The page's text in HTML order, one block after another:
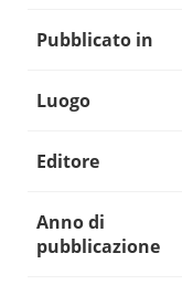
Pubblicato in
Luogo
Editore
Anno di
pubblicazione